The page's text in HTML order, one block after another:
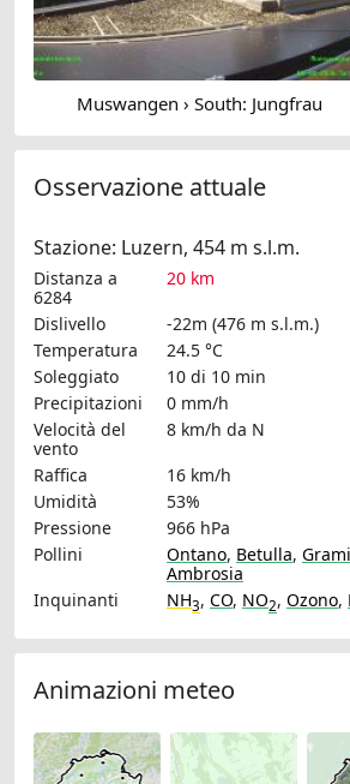
Muswangen › South: Jungfrau
Osservazione attuale
Stazione: Luzern, 454 m s.l.m.
Distanza a
6284
20 km
Dislivello
-22m (476 m s.l.m.)
Temperatura
24.5 °C
Soleggiato
10 di 10 min
Precipitazioni
0 mm/h
Velocità del
vento
8 km/h da N
Raffica
16 km/h
Umidità
53%
Pressione
966 hPa
Pollini
Ontano, Betulla,
Ambrosia
Inquinanti
NH3, CO, NO2, Ozono,
Animazioni meteo